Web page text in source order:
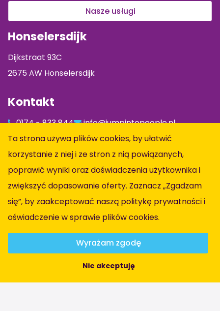
Nasze usługi
Honselersdijk
Dijkstraat 93C
2675 AW Honselersdijk
Kontakt
0174 - 833 844
info@jumpintopeople.nl
Facebook
Instagram
LinkedIn
Informacja
Wszystkie oferty pracy
Obszary zawodowe
O Nas
Warunki ogólne
Ta strona używa plików cookies, by ułatwić
korzystanie z niej i ze stron z nią powiązanych,
poprawić wyniki oraz doświadczenia użytkownika i
zwiększyć dopasowanie oferty. Zaznacz „Zgadzam
się”, by zaakceptować naszą politykę prywatności i
oświadczenie w sprawie plików cookies.
Wyrażam zgodę
Nie akceptuję